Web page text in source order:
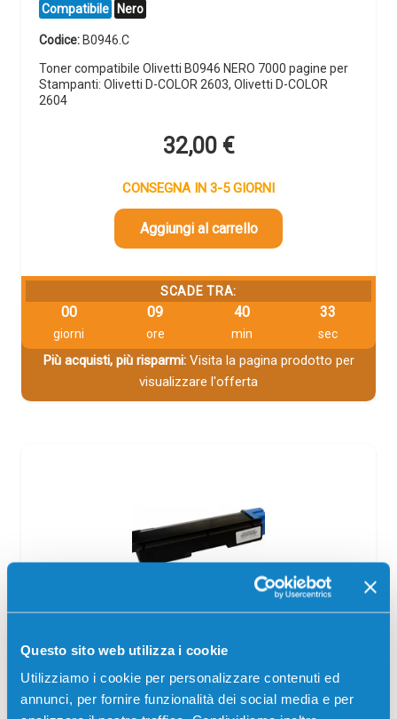
Questo sito web utilizza i cookie
Utilizziamo i cookie per personalizzare contenuti ed
annunci, per fornire funzionalità dei social media e per
Compatibile Nero
Codice: B0946.C
Toner compatibile Olivetti B0946 NERO 7000 pagine per
Stampanti: Olivetti D-COLOR 2603, Olivetti D-COLOR
2604
32,00 €
CONSEGNA IN 3-5 GIORNI
Aggiungi al carrello
SCADE TRA:
00
giorni
09
ore
40
min
33
sec
Più acquisti, più risparmi:Visita la pagina prodotto per
visualizzare l'offerta
Compatibile Ciano